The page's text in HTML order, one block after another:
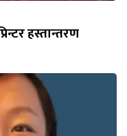
हस्तान्तरण